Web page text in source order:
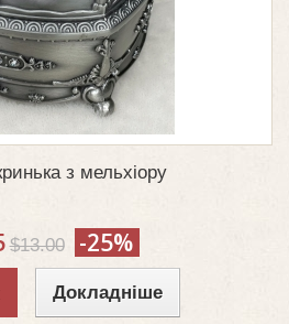
з мельхіору
$13.00 -25%
Докладніше